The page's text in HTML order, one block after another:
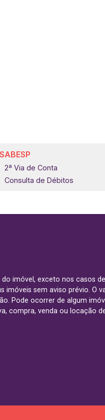
SABESP
2ª Via de Conta
Consulta de Débitos
imóvel, exceto nos casos
imóveis sem aviso prévio. O
Pode ocorrer de algum
compra, venda ou locação